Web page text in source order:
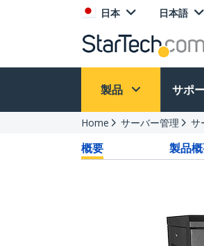
日本 日本語
製品 サポ
Home サーバー管理 サ
概要 製品